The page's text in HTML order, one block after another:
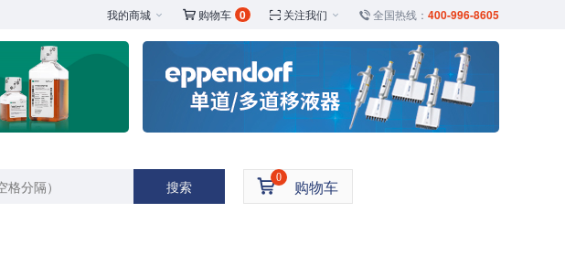
我的商城   购物车 0  关注我们   全国热线： 400-996-8605
0 购物车